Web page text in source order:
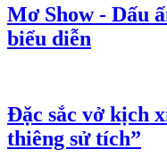
Mơ Show - Dấu
biểu diễn
Đặc sắc vở kịch
thiêng sử tích”